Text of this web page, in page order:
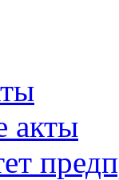
акты